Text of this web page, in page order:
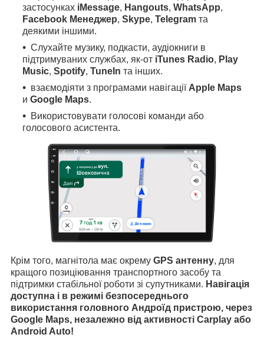
застосунках iMessage, Hangouts, WhatsApp,
Facebook Менеджер, Skype, Telegram та
деякими іншими.
Слухайте музику, подкасти, аудіокниги в
підтримуваних службах, як-от iTunes Radio, Play
Music, Spotify, TuneIn та інших.
взаємодіяти з програмами навігації Apple Maps
и Google Maps.
Використовувати голосові команди або
голосового асистента.
Крім того, магнітола має окрему GPS антенну, для
кращого позиціювання транспортного засобу та
підтримки стабільної роботи зі супутниками. Навігація
доступна і в режимі безпосереднього
використання головного Андроїд пристрою, через
Google Maps, незалежно від активності Carplay або
Android Auto!